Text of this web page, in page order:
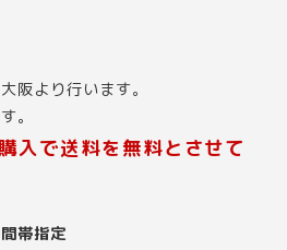
阪より行います。
。
入で送料を無料とさせて
帯指定